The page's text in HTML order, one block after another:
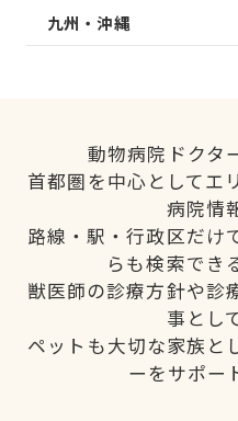
九州・沖縄
動物病院ドクタ
首都圏を中心としてエ
病院情
路線・駅・行政区だけ
らも検索でき
獣医師の診療方針や診
事とし
ペットも大切な家族と
ーをサポー